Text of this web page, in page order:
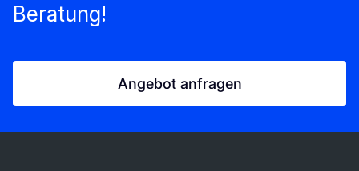
Beratung!
Angebot anfragen